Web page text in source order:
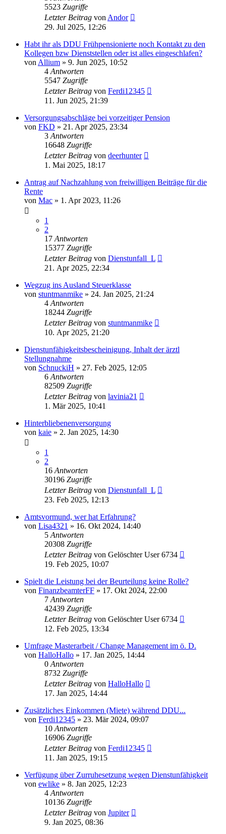
5523 Zugriffe
Letzter Beitrag von Andor
29. Jul 2025, 12:26
Habt ihr als DDU Frühpensionierte noch Kontakt zu den
Kollegen bzw Dienststellen oder ist alles eingeschlafen?
von Allium » 9. Jun 2025, 10:52
4 Antworten
5547 Zugriffe
Letzter Beitrag von Ferdi12345
11. Jun 2025, 21:39
Versorgungsabschläge bei vorzeitiger Pension
von FKD » 21. Apr 2025, 23:34
3 Antworten
16648 Zugriffe
Letzter Beitrag von deerhunter
1. Mai 2025, 18:17
Antrag auf Nachzahlung von freiwilligen Beiträge für die
Rente
von Mac » 1. Apr 2023, 11:26
1
2
17 Antworten
15377 Zugriffe
Letzter Beitrag von Dienstunfall_L
21. Apr 2025, 22:34
Wegzug ins Ausland Steuerklasse
von stuntmanmike » 24. Jan 2025, 21:24
4 Antworten
18244 Zugriffe
Letzter Beitrag von stuntmanmike
10. Apr 2025, 21:20
Dienstunfähigkeitsbescheinigung, Inhalt der ärztl
Stellungnahme
von SchnuckiH » 27. Feb 2025, 12:05
6 Antworten
82509 Zugriffe
Letzter Beitrag von lavinia21
1. Mär 2025, 10:41
Hinterbliebenenversorgung
von kaie » 2. Jan 2025, 14:30
1
2
16 Antworten
30196 Zugriffe
Letzter Beitrag von Dienstunfall_L
23. Feb 2025, 12:13
Amtsvormund, wer hat Erfahrung?
von Lisa4321 » 16. Okt 2024, 14:40
5 Antworten
20308 Zugriffe
Letzter Beitrag von Gelöschter User 6734
19. Feb 2025, 10:07
Spielt die Leistung bei der Beurteilung keine Rolle?
von FinanzbeamterFF » 17. Okt 2024, 22:00
7 Antworten
42439 Zugriffe
Letzter Beitrag von Gelöschter User 6734
12. Feb 2025, 13:34
Umfrage Masterarbeit / Change Management im ö. D.
von HalloHallo » 17. Jan 2025, 14:44
0 Antworten
8732 Zugriffe
Letzter Beitrag von HalloHallo
17. Jan 2025, 14:44
Zusätzliches Einkommen (Miete) während DDU...
von Ferdi12345 » 23. Mär 2024, 09:07
10 Antworten
16906 Zugriffe
Letzter Beitrag von Ferdi12345
11. Jan 2025, 19:15
Verfügung über Zurruhesetzung wegen Dienstunfähigkeit
von ewlike » 8. Jan 2025, 12:23
4 Antworten
10136 Zugriffe
Letzter Beitrag von Jupiter
9. Jan 2025, 08:36